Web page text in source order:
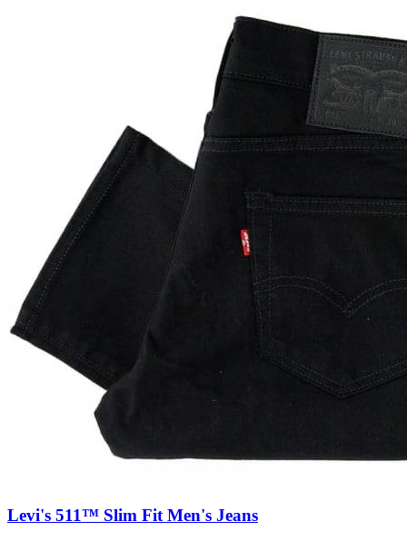
Levi's 511™ Slim Fit Men's Jeans